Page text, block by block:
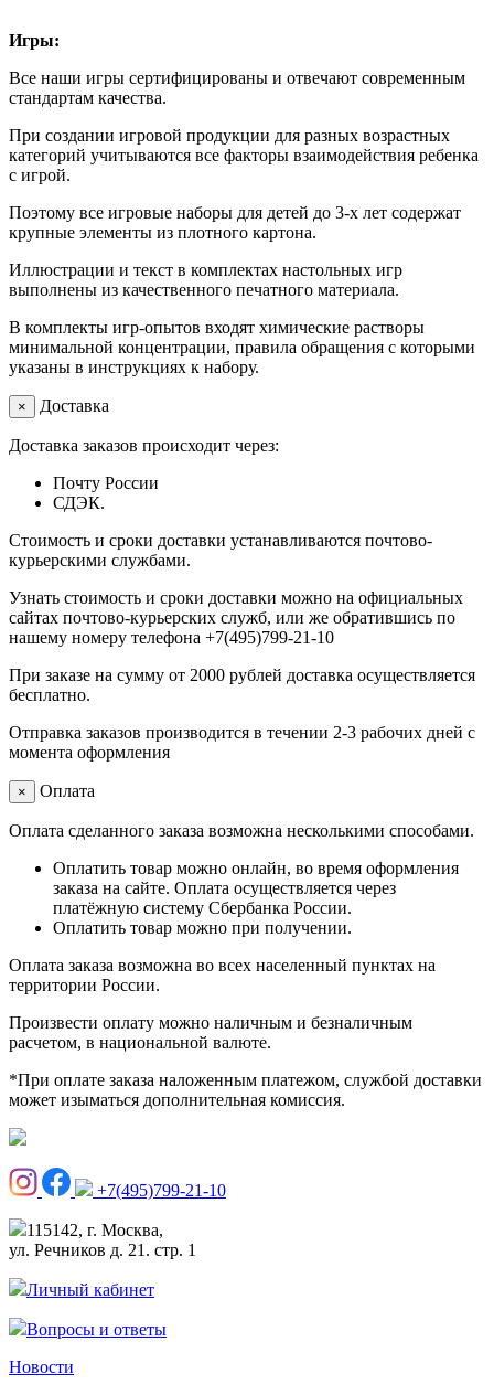
Игры:
Все наши игры сертифицированы и отвечают современным
стандартам качества.
При создании игровой продукции для разных возрастных
категорий учитываются все факторы взаимодействия ребенка
с игрой.
Поэтому все игровые наборы для детей до 3-х лет содержат
крупные элементы из плотного картона.
Иллюстрации и текст в комплектах настольных игр
выполнены из качественного печатного материала.
В комплекты игр-опытов входят химические растворы
минимальной концентрации, правила обращения с которыми
указаны в инструкциях к набору.
× Доставка
Доставка заказов происходит через:
Почту России
СДЭК.
Стоимость и сроки доставки устанавливаются почтово-
курьерскими службами.
Узнать стоимость и сроки доставки можно на официальных
сайтах почтово-курьерских служб, или же обратившись по
нашему номеру телефона +7(495)799-21-10
При заказе на сумму от 2000 рублей доставка осуществляется
бесплатно.
Отправка заказов производится в течении 2-3 рабочих дней с
момента оформления
× Оплата
Оплата сделанного заказа возможна несколькими способами.
Оплатить товар можно онлайн, во время оформления
заказа на сайте. Оплата осуществляется через
платёжную систему Сбербанка России.
Оплатить товар можно при получении.
Оплата заказа возможна во всех населенный пунктах на
территории России.
Произвести оплату можно наличным и безналичным
расчетом, в национальной валюте.
*При оплате заказа наложенным платежом, службой доставки
может изыматься дополнительная комиссия.
+7(495)799-21-10
115142, г. Москва,
ул. Речников д. 21. стр. 1
Личный кабинет
Вопросы и ответы
Новости